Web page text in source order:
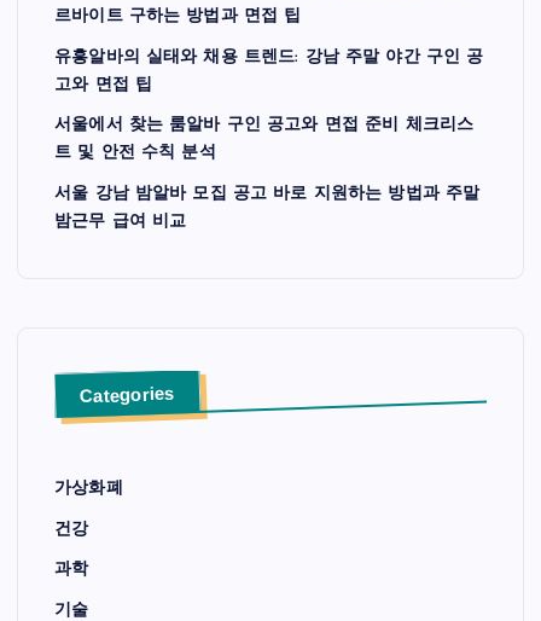
르바이트 구하는 방법과 면접 팁
유흥알바의 실태와 채용 트렌드: 강남 주말 야간 구인 공
고와 면접 팁
서울에서 찾는 룸알바 구인 공고와 면접 준비 체크리스
트 및 안전 수칙 분석
서울 강남 밤알바 모집 공고 바로 지원하는 방법과 주말
밤근무 급여 비교
Categories
가상화폐
건강
과학
기술